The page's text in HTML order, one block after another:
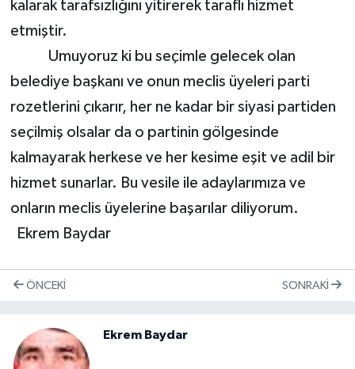
kalarak tarafsızlığını yitirerek taraflı hizmet
etmiştir.
Umuyoruz ki bu seçimle gelecek olan
belediye başkanı ve onun meclis üyeleri parti
rozetlerini çıkarır, her ne kadar bir siyasi partiden
seçilmiş olsalar da o partinin gölgesinde
kalmayarak herkese ve her kesime eşit ve adil bir
hizmet sunarlar. Bu vesile ile adaylarımıza ve
onların meclis üyelerine başarılar diliyorum.
Ekrem Baydar
ÖNCEKI SONRAKI
Ekrem Baydar